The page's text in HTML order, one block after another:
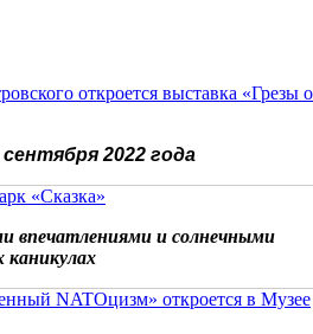
откроется выставка «Грезы о
2022 года
«Сказка»
впечатлениями и солнечными
каникулах
NATOцизм» откроется в Музее